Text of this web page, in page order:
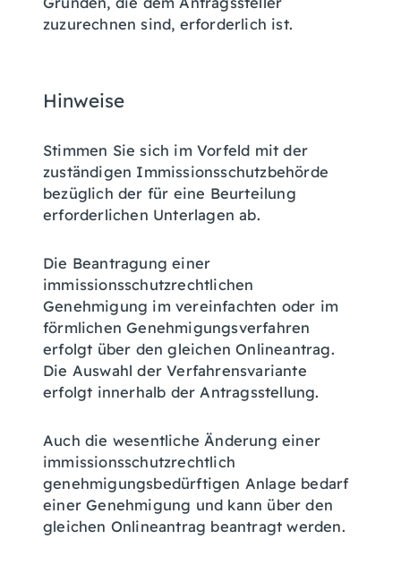
zuzurechnen sind, erforderlich ist.
Hinweise
Stimmen Sie sich im Vorfeld mit der
zuständigen Immissionsschutzbehörde
bezüglich der für eine Beurteilung
erforderlichen Unterlagen ab.
Die Beantragung einer
immissionsschutzrechtlichen
Genehmigung im vereinfachten oder im
förmlichen Genehmigungsverfahren
erfolgt über den gleichen Onlineantrag.
Die Auswahl der Verfahrensvariante
erfolgt innerhalb der Antragsstellung.
Auch die wesentliche Änderung einer
immissionsschutzrechtlich
genehmigungsbedürftigen Anlage bedarf
einer Genehmigung und kann über den
gleichen Onlineantrag beantragt werden.